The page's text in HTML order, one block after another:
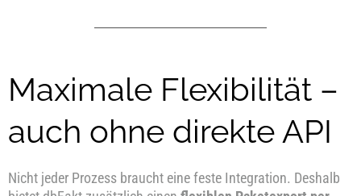
Maximale Flexibilität –
auch ohne direkte API
Nicht jeder Prozess braucht eine feste Integration. Deshalb